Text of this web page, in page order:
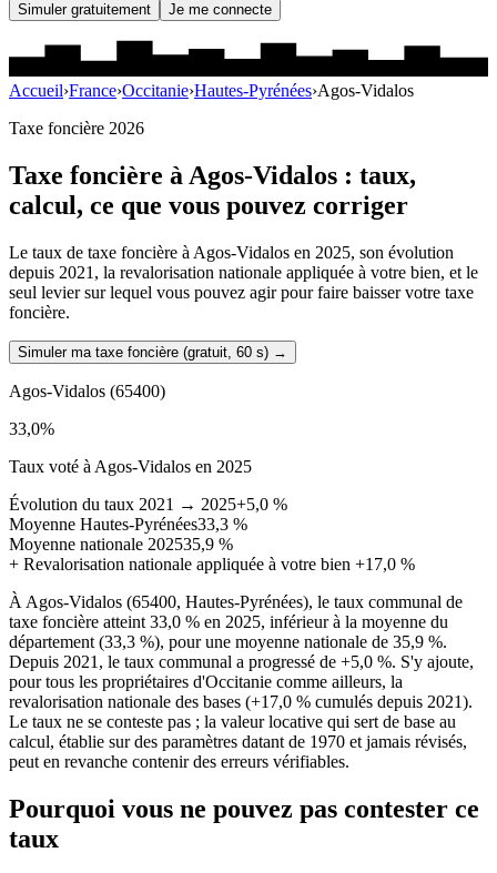
Simuler gratuitement Je me connecte
Accueil›France›Occitanie›Hautes-Pyrénées›Agos-Vidalos
Taxe foncière 2026
Taxe foncière àAgos-Vidalos : taux,
calcul, ce que vous pouvez corriger
Le taux de taxe foncière à Agos-Vidalos en 2025, son évolution
depuis 2021, la revalorisation nationale appliquée à votre bien, et le
seul levier sur lequel vous pouvez agir pour faire baisser votre taxe
foncière.
Simuler ma taxe foncière (gratuit, 60 s) →
Agos-Vidalos (65400)
33,0%
Taux voté à Agos-Vidalos en 2025
Évolution du taux 2021 → 2025+5,0 %
Moyenne Hautes-Pyrénées33,3 %
Moyenne nationale 202535,9 %
+ Revalorisation nationale appliquée à votre bien +17,0 %
À Agos-Vidalos (65400, Hautes-Pyrénées), le taux communal de
taxe foncière atteint 33,0 % en 2025, inférieur à la moyenne du
département (33,3 %), pour une moyenne nationale de 35,9 %.
Depuis 2021, le taux communal a progressé de +5,0 %. S'y ajoute,
pour tous les propriétaires d'Occitanie comme ailleurs, la
revalorisation nationale des bases (+17,0 % cumulés depuis 2021).
Le taux ne se conteste pas ; la valeur locative qui sert de base au
calcul, établie sur des paramètres datant de 1970 et jamais révisés,
peut en revanche contenir des erreurs vérifiables.
Pourquoi vous ne pouvez pas contester ce
taux